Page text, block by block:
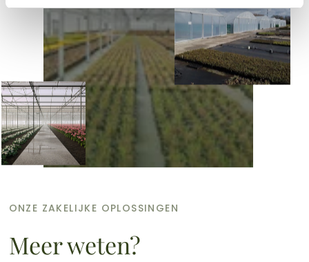
ONZE ZAKELIJKE OPLOSSINGEN
Meer weten?